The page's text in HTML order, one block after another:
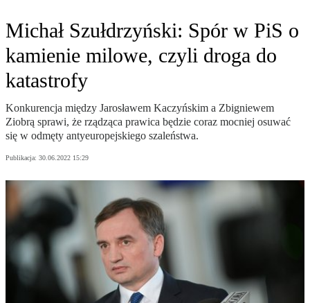
Michał Szułdrzyński: Spór w PiS o
kamienie milowe, czyli droga do
katastrofy
Konkurencja między Jarosławem Kaczyńskim a Zbigniewem
Ziobrą sprawi, że rządząca prawica będzie coraz mocniej osuwać
się w odmęty antyeuropejskiego szaleństwa.
Publikacja: 30.06.2022 15:29